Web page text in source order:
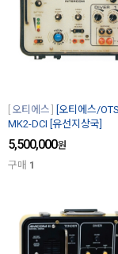
오티에스
[오티에스/
MK2-DCI [유선지상국]
5,500,000원
구매 1